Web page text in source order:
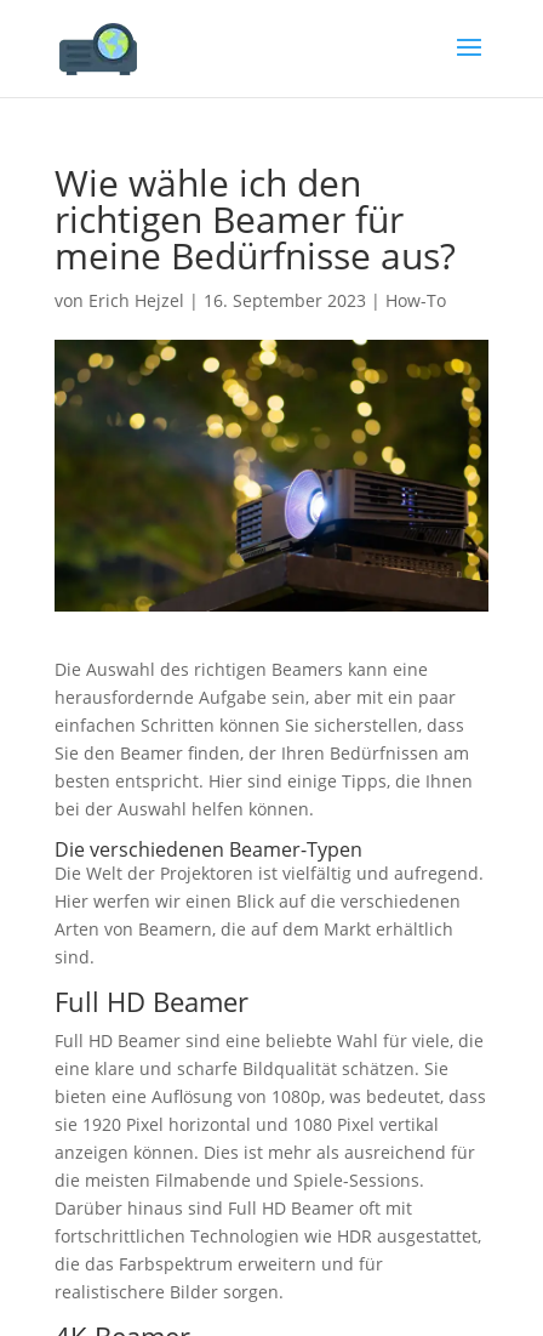
Wie wähle ich den
richtigen Beamer für
meine Bedürfnisse aus?
von Erich Hejzel | 16. September 2023 | How-To
Die Auswahl des richtigen Beamers kann eine
herausfordernde Aufgabe sein, aber mit ein paar
einfachen Schritten können Sie sicherstellen, dass
Sie den Beamer finden, der Ihren Bedürfnissen am
besten entspricht. Hier sind einige Tipps, die Ihnen
bei der Auswahl helfen können.
Die verschiedenen Beamer-Typen
Die Welt der Projektoren ist vielfältig und aufregend.
Hier werfen wir einen Blick auf die verschiedenen
Arten von Beamern, die auf dem Markt erhältlich
sind.
Full HD Beamer
Full HD Beamer sind eine beliebte Wahl für viele, die
eine klare und scharfe Bildqualität schätzen. Sie
bieten eine Auflösung von 1080p, was bedeutet, dass
sie 1920 Pixel horizontal und 1080 Pixel vertikal
anzeigen können. Dies ist mehr als ausreichend für
die meisten Filmabende und Spiele-Sessions.
Darüber hinaus sind Full HD Beamer oft mit
fortschrittlichen Technologien wie HDR ausgestattet,
die das Farbspektrum erweitern und für
realistischere Bilder sorgen.